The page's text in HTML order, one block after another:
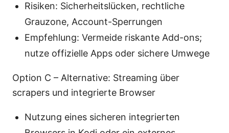
Risiken: Sicherheitslücken, rechtliche
Grauzone, Account-Sperrungen
Empfehlung: Vermeide riskante Add-ons;
nutze offizielle Apps oder sichere Umwege
Option C – Alternative: Streaming über
scrapers und integrierte Browser
Nutzung eines sicheren integrierten